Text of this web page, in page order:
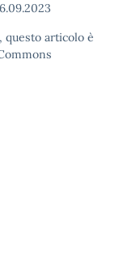
questo articolo è